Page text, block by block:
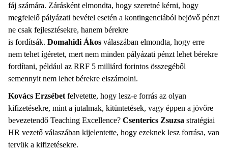
fáj számára. Zárásként elmondta, hogy szeretné kérni, hogy
megfelelő pályázati bevétel esetén a kontingenciából bejövő pénzt
ne csak fejlesztésekre, hanem bérekre
is fordítsák. Domahidi Ákos válaszában elmondta, hogy erre
nem tehet ígéretet, mert nem minden pályázati pénzt lehet bérekre
fordítani, például az RRF 5 milliárd forintos összegéből
semennyit nem lehet bérekre elszámolni.
Kovács Erzsébet felvetette, hogy lesz-e forrás az olyan
kifizetésekre, mint a jutalmak, kitüntetések, vagy éppen a jövőre
bevezetendő Teaching Excellence? Csenterics Zsuzsa stratégiai
HR vezető válaszában kijelentette, hogy ezeknek lesz forrása, van
tervük a kifizetésekre.